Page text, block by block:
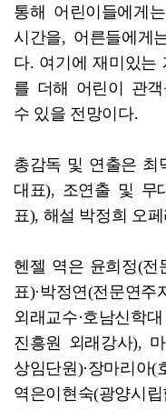
통해 어린이들에게
시간을, 어른들에게
다. 여기에 재미있는
를 더해 어린이 관
수 있을 전망이다.
총감독 및 연출은 최
대표), 조연출 및 무
표), 해설 박정희 오
헨젤 역은 윤희정(전
표)·박정연(전문연
외래교수·호남신학
진흥원 외래강사),
상임단원)·장마리아
역은이현숙(광양시